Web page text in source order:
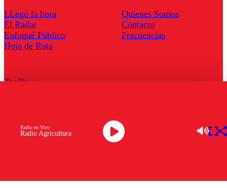
Radio Agricultura
Radio en Vivo
LLegó la hora
El Radar
Enfoqué Público
Hoja de Ruta
Quienes Somos
Contacto
Frecuencias
Tarifas
Descarga la APP